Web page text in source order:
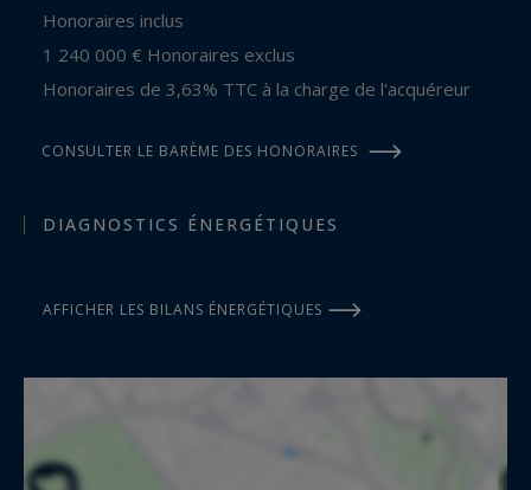
Honoraires inclus
1 240 000 € Honoraires exclus
Honoraires de 3,63% TTC à la charge de l'acquéreur
CONSULTER LE BARÈME DES HONORAIRES
DIAGNOSTICS ÉNERGÉTIQUES
AFFICHER LES BILANS ÉNERGÉTIQUES